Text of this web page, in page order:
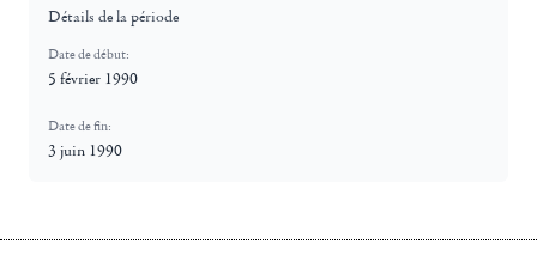
Détails de la période
Date de début:
5 février 1990
Date de fin:
3 juin 1990